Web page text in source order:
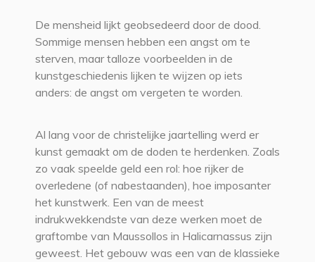
De mensheid lijkt geobsedeerd door de dood.
Sommige mensen hebben een angst om te
sterven, maar talloze voorbeelden in de
kunstgeschiedenis lijken te wijzen op iets
anders: de angst om vergeten te worden.
Al lang voor de christelijke jaartelling werd er
kunst gemaakt om de doden te herdenken. Zoals
zo vaak speelde geld een rol: hoe rijker de
overledene (of nabestaanden), hoe imposanter
het kunstwerk. Een van de meest
indrukwekkendste van deze werken moet de
graftombe van Maussollos in Halicarnassus zijn
geweest. Het gebouw was een van de klassieke